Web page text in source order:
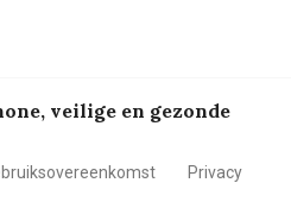
veilige en gezonde
Privacy